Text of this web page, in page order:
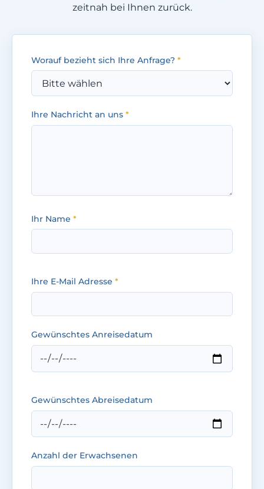
zeitnah bei Ihnen zurück.
Worauf bezieht sich Ihre Anfrage? *
Ihre Nachricht an uns *
Ihr Name *
Ihre E-Mail Adresse *
Gewünschtes Anreisedatum
Gewünschtes Abreisedatum
Anzahl der Erwachsenen